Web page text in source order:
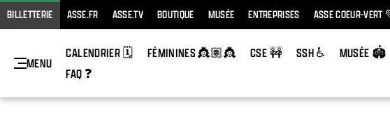
BILLETTERIE ASSE.FR ASSE.TV BOUTIQUE MUSÉE ENTREPRISES ASSE COEUR-VERT
MENU
CALENDRIER 🗓️ FÉMININES 👸🏽👸 CSE 🚧 SSH ♿
MUSÉE 🏟️
FAQ ❓